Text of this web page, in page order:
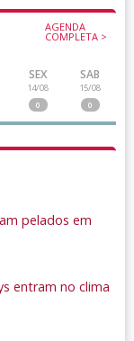
AGENDA
COMPLETA >
SEX
14/08
0
SAB
15/08
0
pelados em
entram no clima